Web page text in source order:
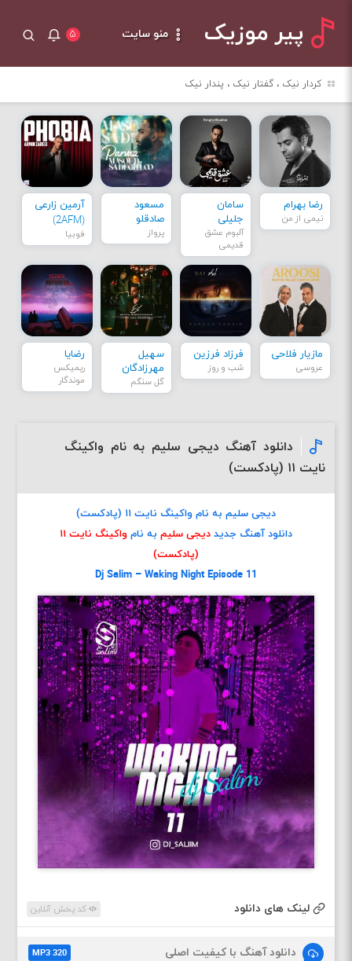
پیر موزیک منو سایت ۵
کردار نیک ، گفتار نیک ، پندار نیک
رضا بهرام
نیمی از من
سامان
جلیلی
آلبوم عشق
قدیمی
مسعود
صادقلو
پرواز
آرمین زارعی
(2AFM)
فوبیا
مازیار فلاحی
عروسی
فرزاد فرزین
شب و روز
سهیل
مهرزادگان
گل سنگم
رضایا
ریمیکس
موندگار
دانلود آهنگ دیجی سلیم به نام واکینگ
نایت ۱۱ (پادکست)
دیجی سلیم به نام واکینگ نایت ۱۱ (پادکست)
دانلود آهنگ جدید دیجی سلیم به نام
واکینگ نایت ۱۱
(پادکست)
Dj Salim – Waking Night Episode 11
لینک های دانلود کد پخش آنلاین
دانلود آهنگ با کیفیت اصلی MP3 320